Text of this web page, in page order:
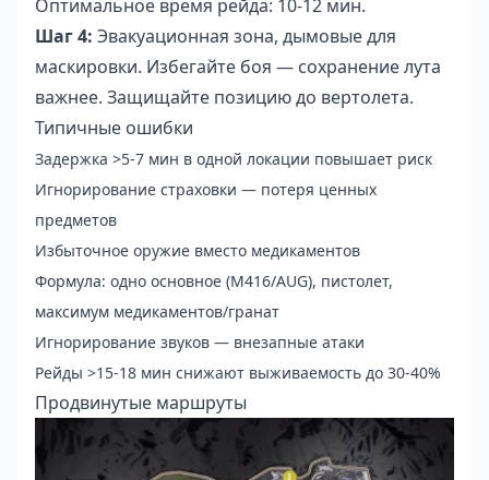
Оптимальное время рейда: 10-12 мин.
Шаг 4: Эвакуационная зона, дымовые для
маскировки. Избегайте боя — сохранение лута
важнее. Защищайте позицию до вертолета.
Типичные ошибки
Задержка >5-7 мин в одной локации повышает риск
Игнорирование страховки — потеря ценных
предметов
Избыточное оружие вместо медикаментов
Формула: одно основное (M416/AUG), пистолет,
максимум медикаментов/гранат
Игнорирование звуков — внезапные атаки
Рейды >15-18 мин снижают выживаемость до 30-40%
Продвинутые маршруты